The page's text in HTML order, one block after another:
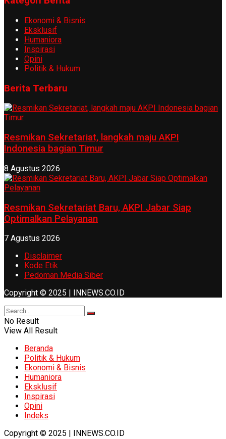
Ekonomi & Bisnis
Eksklusif
Humaniora
Inspirasi
Opini
Politik & Hukum
Berita Terbaru
Resmikan Sekretariat, langkah maju AKPI
Indonesia bagian Timur
8 Agustus 2026
Resmikan Sekretariat Baru, AKPI Jabar Siap
Optimalkan Pelayanan
7 Agustus 2026
Disclaimer
Kode Etik
Pedoman Media Siber
Copyright © 2025 | INNEWS.CO.ID
No Result
View All Result
Beranda
Politik & Hukum
Ekonomi & Bisnis
Humaniora
Eksklusif
Inspirasi
Opini
Indeks
Copyright © 2025 | INNEWS.CO.ID